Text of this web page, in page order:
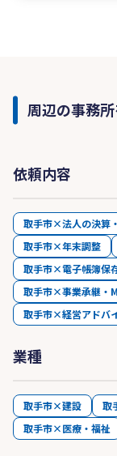
周辺の事務
依頼内容
取手市×法人の決算
取手市×年末調整
取手市×電子帳簿保
取手市×事業承継・
取手市×経営アドバ
業種
取手市×建設 取
取手市×医療・福祉